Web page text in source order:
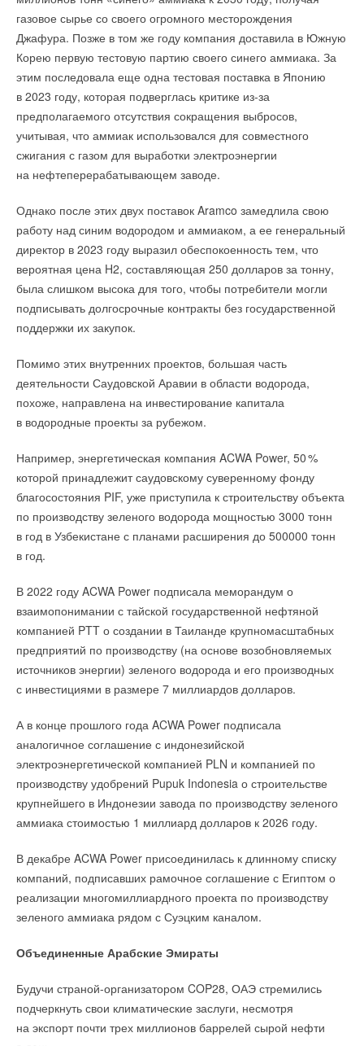
газовое сырье со своего огромного месторождения
Джафура. Позже в том же году компания доставила в Южную
Корею первую тестовую партию своего синего аммиака. За
этим последовала еще одна тестовая поставка в Японию
в 2023 году, которая подверглась критике из-за
предполагаемого отсутствия сокращения выбросов,
учитывая, что аммиак использовался для совместного
сжигания с газом для выработки электроэнергии
на нефтеперерабатывающем заводе.
Однако после этих двух поставок Aramco замедлила свою
работу над синим водородом и аммиаком, а ее генеральный
директор в 2023 году выразил обеспокоенность тем, что
вероятная цена H2, составляющая 250 долларов за тонну,
была слишком высока для того, чтобы потребители могли
подписывать долгосрочные контракты без государственной
поддержки их закупок.
Помимо этих внутренних проектов, большая часть
деятельности Саудовской Аравии в области водорода,
похоже, направлена ​​на инвестирование капитала
в водородные проекты за рубежом.
Например, энергетическая компания ACWA Power, 50%
которой принадлежит саудовскому суверенному фонду
благосостояния PIF, уже приступила к строительству объекта
по производству зеленого водорода мощностью 3000 тонн
в год в Узбекистане с планами расширения до 500000 тонн
в год.
В 2022 году ACWA Power подписала меморандум о
взаимопонимании с тайской государственной нефтяной
компанией PTT о создании в Таиланде крупномасштабных
предприятий по производству (на основе возобновляемых
источников энергии) зеленого водорода и его производных
с инвестициями в размере 7 миллиардов долларов.
А в конце прошлого года ACWA Power подписала
аналогичное соглашение с индонезийской
электроэнергетической компанией PLN и компанией по
производству удобрений Pupuk Indonesia о строительстве
крупнейшего в Индонезии завода по производству зеленого
аммиака стоимостью 1 миллиард долларов к 2026 году.
В декабре ACWA Power присоединилась к длинному списку
компаний, подписавших рамочное соглашение с Египтом о
реализации многомиллиардного проекта по производству
зеленого аммиака рядом с Суэцким каналом.
Объединенные Арабские Эмираты
Будучи страной-организатором COP28, ОАЭ стремились
подчеркнуть свои климатические заслуги, несмотря
на экспорт почти трех миллионов баррелей сырой нефти